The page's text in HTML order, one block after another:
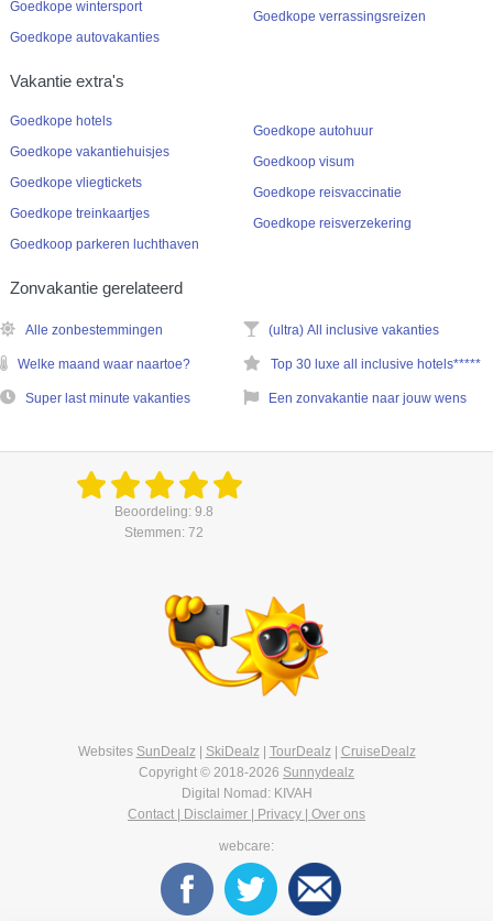
Goedkope wintersport
Goedkope autovakanties
Goedkope verrassingsreizen
Vakantie extra's
Goedkope hotels
Goedkope vakantiehuisjes
Goedkope vliegtickets
Goedkope treinkaartjes
Goedkoop parkeren luchthaven
Goedkope autohuur
Goedkoop visum
Goedkope reisvaccinatie
Goedkope reisverzekering
Zonvakantie gerelateerd
Alle zonbestemmingen
Welke maand waar naartoe?
Super last minute vakanties
(ultra) All inclusive vakanties
Top 30 luxe all inclusive hotels*****
Een zonvakantie naar jouw wens
Beoordeling: 9.8
Stemmen: 72
Websites SunDealz| SkiDealz| TourDealz| CruiseDealz
Copyright © 2018-2026 Sunnydealz
Digital Nomad: KIVAH
Contact | Disclaimer | Privacy | Over ons
webcare: